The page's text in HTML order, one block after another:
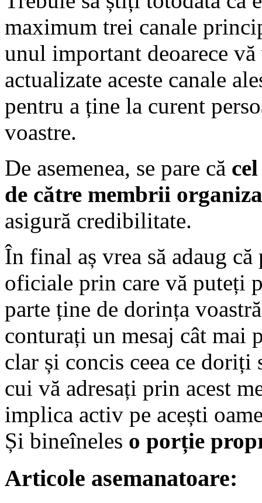
maximum trei canale
unul important deoarece
actualizate aceste canale
pentru a ține la curent
voastre.
De asemenea, se pare că
de către membrii
asigură credibilitate.
În final aș vrea să adaug că
oficiale prin care vă puteți
parte ține de dorința
conturați un mesaj cât mai
clar și concis ceea ce doriți
cui vă adresați prin acest
implica activ pe acești
Și bineîneles o porție
Articole asemanatoare: